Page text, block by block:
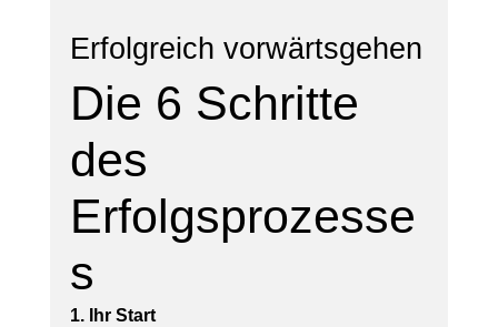
Erfolgreich vorwärtsgehen
Die 6 Schritte
des
Erfolgsprozesse
s
1. Ihr Start